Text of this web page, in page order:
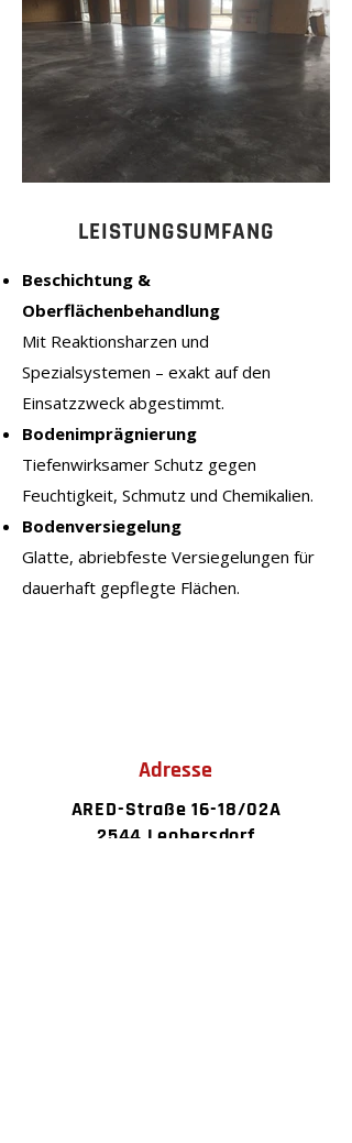
LEISTUNGSUMFANG
Beschichtung &
Oberflächenbehandlung
Mit Reaktionsharzen und
Spezialsystemen – exakt auf den
Einsatzzweck abgestimmt.
Bodenimprägnierung
Tiefenwirksamer Schutz gegen
Feuchtigkeit, Schmutz und Chemikalien.
Bodenversiegelung
Glatte, abriebfeste Versiegelungen für
dauerhaft gepflegte Flächen.
Adresse
ARED-Straße 16-18/02A
2544 Leobersdorf